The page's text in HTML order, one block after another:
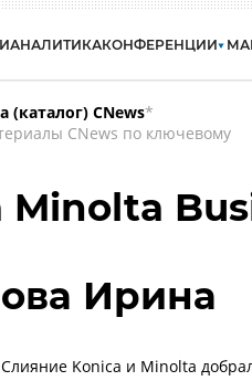
АНАЛИТИКАКОНФЕРЕНЦИИ
(каталог) CNews*
CNews по ключевому
Minolta
Ирина
Слияние Konica и Minolta